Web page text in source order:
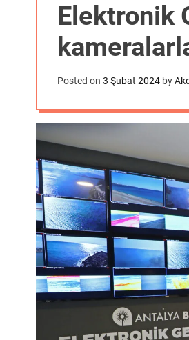
Elektronik
Posted on 3 Şubat 2024 by